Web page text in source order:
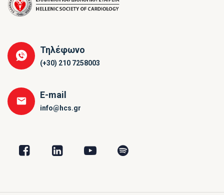
Τηλέφωνο
(+30) 210 7258003
E-mail
info@hcs.gr